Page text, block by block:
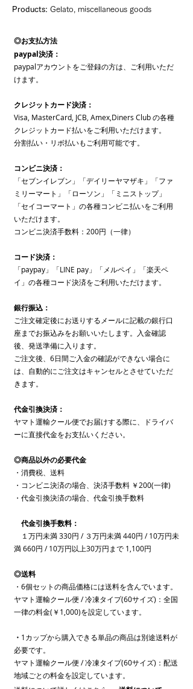
Products: Gelato, miscellaneous goods
◎お支払方法
paypal決済：
paypalアカウントをご登録の方は、ご利用いただ
けます。
クレジットカード決済：
Visa, MasterCard, JCB, Amex,Diners Club の各種
クレジットカード払いをご利用いただけます。
分割払い・リボ払いもご利用可能です。
コンビニ決済：
「セブンイレブン」「デイリーヤマザキ」「ファ
ミリーマート」「ローソン」「ミニストップ」
「セイコーマート」の各種コンビニ払いをご利用
いただけます。
コンビニ決済手数料：200円（一律）
コード決済：
「paypay」「LINE pay」「メルペイ」「楽天ペ
イ」の各種コード決済をご利用いただけます。
銀行振込：
ご注文確定後にお送りするメールに記載の銀行口
座までお振込みをお願いいたします。入金確認
後、発送準備に入ります。
​ご注文後、6日間ご入金の確認ができない場合に
は、自動的にご注文はキャンセルとさせていただ
きます。
代金引換決済：
ヤマト運輸クール便でお届けする際に、ドライバ
ーに直接代金をお支払いください。
◎商品以外の必要代金
・消費税、送料
・コンビニ決済の場合、決済手数料 ￥200(一律)
・代金引換決済の場合、代金引換手数料
代金引換手数料：
１万円未満 330円 / ３万円未満 440円 / 10万円未
満 660円 / 10万円以上30万円まで 1,100円
◎送料
・6個セットの商品価格には送料を含んでいます。
ヤマト運輸クール便 / 冷凍タイプ(60サイズ)：全国
一律の料金(￥1,000)を設定しています。
・ 1カップから購入できる単品の商品は別途送料が
必要です。
ヤマト運輸クール便 / 冷凍タイプ(60サイズ)：配送
地域ごとの料金を設定しています。